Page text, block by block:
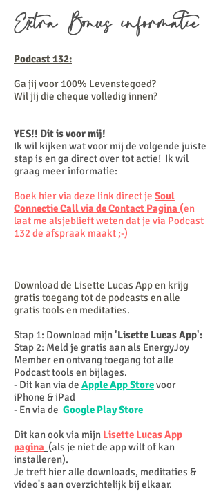
Extra Bonus informatie
Podcast 132:
Ga jij voor 100% Levenstegoed?
Wil jij die cheque volledig innen?
YES!! Dit is voor mij!
Ik wil kijken wat voor mij de volgende juiste
stap is en ga direct over tot actie! Ik wil
graag meer informatie:
Boek hier via deze link direct je Soul
Connectie Call via de Contact Pagina (en
laat me alsjeblieft weten dat je via Podcast
132 de afspraak maakt ;-)
Download de Lisette Lucas App en krijg
gratis toegang tot de podcasts en alle
gratis tools en meditaties.
Stap 1: Download mijn'Lisette Lucas App':
Stap 2: Meld je gratis aan als EnergyJoy
Member en ontvang toegang tot alle
Podcast tools en bijlages.
- Dit kan via de Apple App Storevoor
iPhone & iPad
- En via de Google Play Store
Dit kan ook via mijn Lisette Lucas App
pagina (als je niet de app wilt of kan
installeren).
Je treft hier alle downloads, meditaties &
video's aan overzichtelijk bij elkaar.